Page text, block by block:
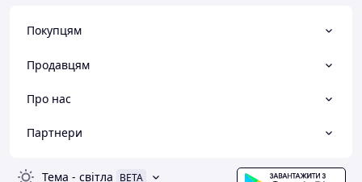
Покупцям
Продавцям
Про нас
Партнери
Тема - світла BETA